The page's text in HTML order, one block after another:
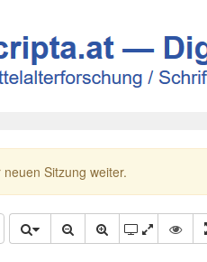
Sitzung weiter.